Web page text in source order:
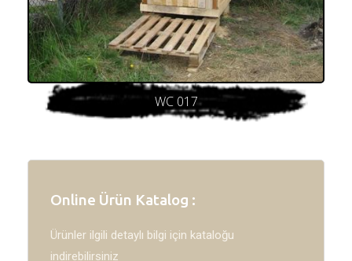
WC 017
Online Ürün Katalog :
Ürünler ilgili detaylı bilgi için kataloğu
indirebilirsiniz